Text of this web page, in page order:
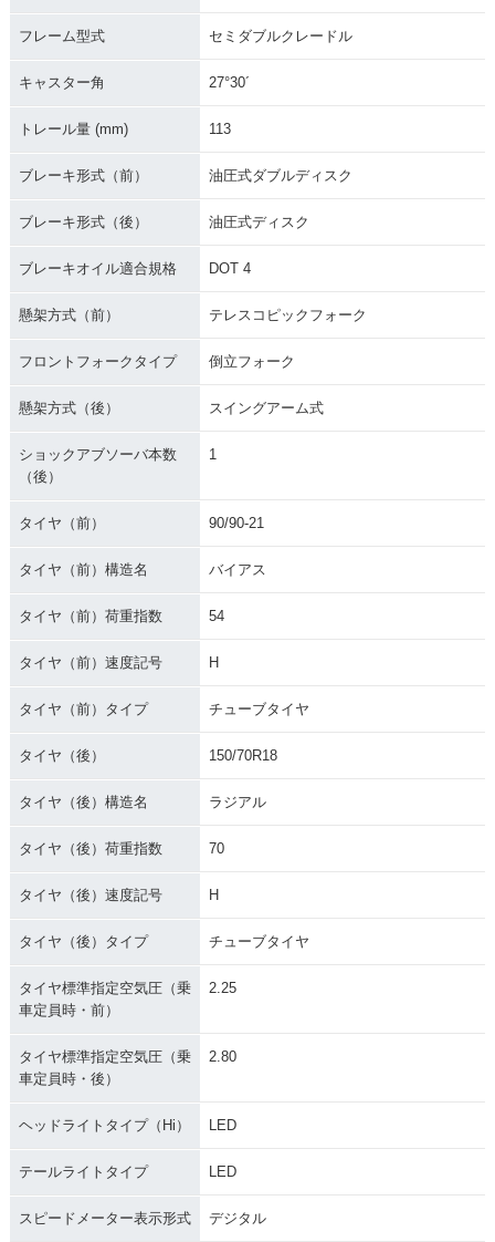
フレーム型式 セミダブルクレードル
キャスター角 27°30´
トレール量 (mm) 113
ブレーキ形式（前） 油圧式ダブルディスク
ブレーキ形式（後） 油圧式ディスク
ブレーキオイル適合規格 DOT 4
懸架方式（前） テレスコピックフォーク
フロントフォークタイプ 倒立フォーク
懸架方式（後） スイングアーム式
ショックアブソーバ本数
（後）
1
タイヤ（前） 90/90-21
タイヤ（前）構造名 バイアス
タイヤ（前）荷重指数 54
タイヤ（前）速度記号 H
タイヤ（前）タイプ チューブタイヤ
タイヤ（後） 150/70R18
タイヤ（後）構造名 ラジアル
タイヤ（後）荷重指数 70
タイヤ（後）速度記号 H
タイヤ（後）タイプ チューブタイヤ
タイヤ標準指定空気圧（乗
車定員時・前）
2.25
タイヤ標準指定空気圧（乗
車定員時・後）
2.80
ヘッドライトタイプ（Hi） LED
テールライトタイプ LED
スピードメーター表示形式 デジタル